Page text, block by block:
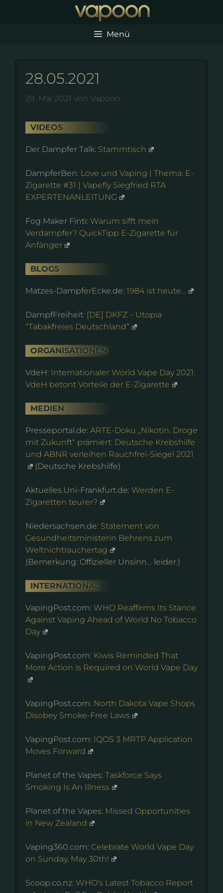
Menü
28.05.2021
29. Mai 2021 von Vapoon
VIDEOS
Der Dampfer Talk: Stammtisch
DampferBen: Love und Vaping | Thema: E-
Zigarette #31 | Vapefly Siegfried RTA
EXPERTENANLEITUNG
Fog Maker Finti: Warum sifft mein
Verdampfer? QuickTipp E-Zigarette für
Anfänger
BLOGS
Matzes-DampferEcke.de: 1984 ist heute…
DampfFreiheit: [DE] DKFZ – Utopia
“Tabakfreies Deutschland”
ORGANISATIONEN
VdeH: Internationaler World Vape Day 2021:
VdeH betont Vorteile der E-Zigarette
MEDIEN
Presseportal.de: ARTE-Doku „Nikotin. Droge
mit Zukunft“ prämiert: Deutsche Krebshilfe
und ABNR verleihen Rauchfrei-Siegel 2021
(Deutsche Krebshilfe)
Aktuelles.Uni-Frankfurt.de: Werden E-
Zigaretten teurer?
Niedersachsen.de: Statement von
Gesundheitsministerin Behrens zum
Weltnichtrauchertag
(Bemerkung: Offizieller Unsinn… leider.)
INTERNATIONAL
VapingPost.com: WHO Reaffirms Its Stance
Against Vaping Ahead of World No Tobacco
Day
VapingPost.com: Kiwis Reminded That
More Action is Required on World Vape Day
VapingPost.com: North Dakota Vape Shops
Disobey Smoke-Free Laws
VapingPost.com: IQOS 3 MRTP Application
Moves Forward
Planet of the Vapes: Taskforce Says
Smoking Is An Illness
Planet of the Vapes: Missed Opportunities
in New Zealand
Vaping360.com: Celebrate World Vape Day
on Sunday, May 30th!
Scoop.co.nz: WHO’s Latest Tobacco Report